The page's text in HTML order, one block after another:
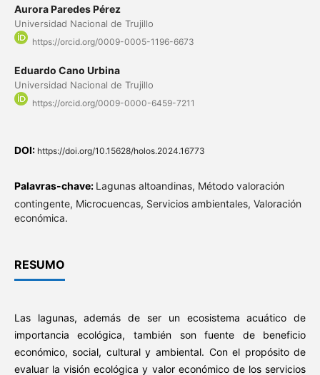
Aurora Paredes Pérez
Universidad Nacional de Trujillo
https://orcid.org/0009-0005-1196-6673
Eduardo Cano Urbina
Universidad Nacional de Trujillo
https://orcid.org/0009-0000-6459-7211
DOI: https://doi.org/10.15628/holos.2024.16773
Palavras-chave: Lagunas altoandinas, Método valoración
contingente, Microcuencas, Servicios ambientales, Valoración
económica.
RESUMO
Las lagunas, además de ser un ecosistema acuático de
importancia ecológica, también son fuente de beneficio
económico, social, cultural y ambiental. Con el propósito de
evaluar la visión ecológica y valor económico de los servicios